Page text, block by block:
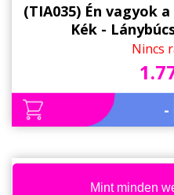
Mint minden
(TIA035) Én vagyok
Kék -
Nincs
-